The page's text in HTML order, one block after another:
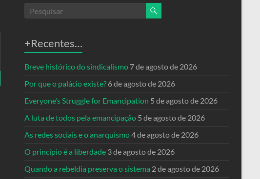
+Recentes…
Breve histórico do sindicalismo 7 de agosto de 2026
Por que o palácio existe? 6 de agosto de 2026
Everyone’s Struggle for Emancipation 5 de agosto de 2026
A luta de todos pela emancipação 5 de agosto de 2026
As redes sociais e o anarquismo4 de agosto de 2026
O princípio é a liberdade 3 de agosto de 2026
Quando a rebeldia preserva o sistema 2 de agosto de 2026